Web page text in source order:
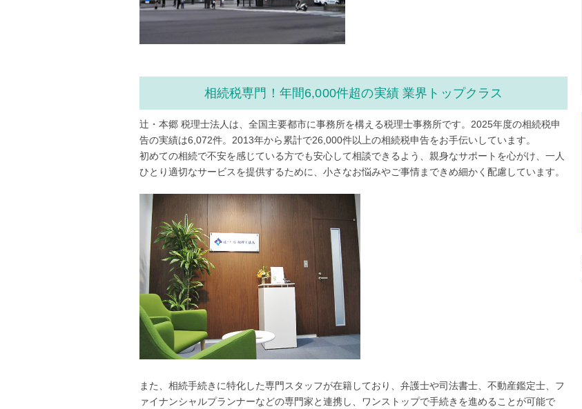
相続税専門！年間6,000件超の実績 業界トップクラス
辻・本郷 税理士法人は、全国主要都市に事務所を構える税理士事務所です。2025年度の相続税申
告の実績は6,072件。2013年から累計で26,000件以上の相続税申告をお手伝いしています。
初めての相続で不安を感じている方でも安心して相談できるよう、親身なサポートを心がけ、一人
ひとり適切なサービスを提供するために、小さなお悩みやご事情まできめ細かく配慮しています。
また、相続手続きに特化した専門スタッフが在籍しており、弁護士や司法書士、不動産鑑定士、フ
ァイナンシャルプランナーなどの専門家と連携し、ワンストップで手続きを進めることが可能で